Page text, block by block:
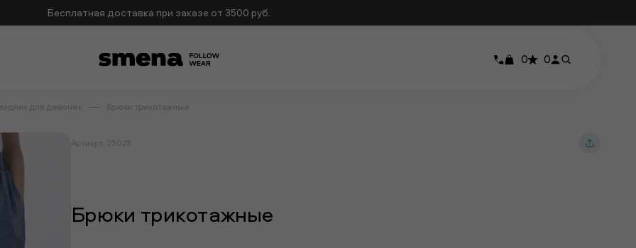
Бесплатная доставка при заказе от 3500 руб.
0 0
для девочек Брюки трикотажные
Артикул: 25023
Брюки трикотажные